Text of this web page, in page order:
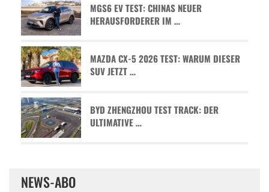
MGS6 EV TEST: CHINAS NEUER
HERAUSFORDERER IM …
MAZDA CX-5 2026 TEST: WARUM DIESER
SUV JETZT …
BYD ZHENGZHOU TEST TRACK: DER
ULTIMATIVE …
NEWS-ABO